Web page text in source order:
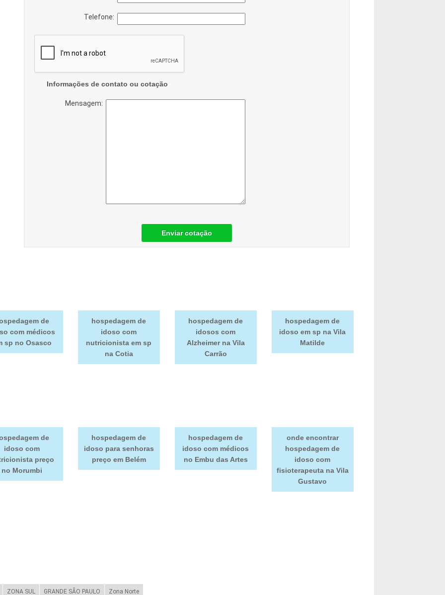
Telefone:
Informações de contato ou cotação
Mensagem:
Enviar cotação
de
com médicos
sp no Osasco
hospedagem de
idoso com
nutricionista em sp
na Cotia
hospedagem de
idosos com
Alzheimer na Vila
Carrão
hospedagem de
idoso em sp na Vila
Matilde
de
idoso com
preço
no Morumbi
hospedagem de
idoso para senhoras
preço em Belém
hospedagem de
idoso com médicos
no Embu das Artes
onde encontrar
hospedagem de
idoso com
fisioterapeuta na Vila
Gustavo
ZONA SUL GRANDE SÃO PAULO Zona Norte